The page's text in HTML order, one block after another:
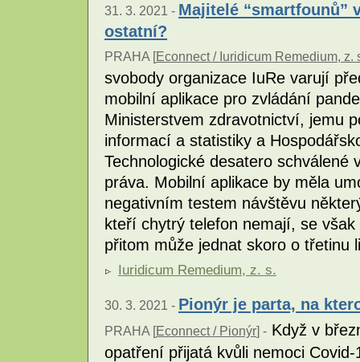
31. 3. 2021 - Majitelé “smartfounů”
ostatní?
PRAHA [Econnect / Iuridicum Remedium, z.
svobody organizace IuRe varují
mobilní aplikace pro zvládání
Ministerstvem zdravotnictví, jemu
informací a statistiky a
Technologické desatero schválené
práva. Mobilní aplikace by měla
negativním testem návštěvu
kteří chytrý telefon nemají, se
přitom může jednat skoro o třetinu
Iuridicum Remedium, z. s.
30. 3. 2021 - Pionýr je parta, na
PRAHA [Econnect / Pionýr] - Když v
opatření přijatá kvůli nemoci